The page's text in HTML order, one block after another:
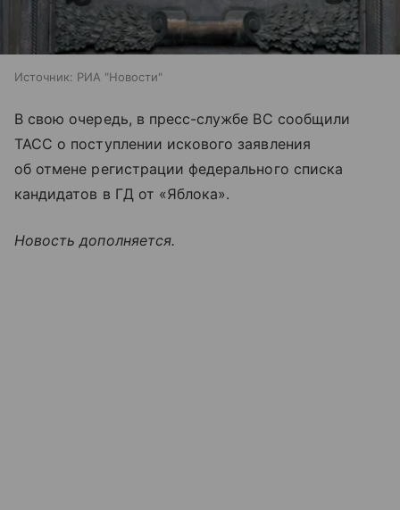
Источник: РИА "Новости"
В свою очередь, в пресс-службе ВС сообщили
ТАСС о поступлении искового заявления
об отмене регистрации федерального списка
кандидатов в ГД от «Яблока».
Новость дополняется.